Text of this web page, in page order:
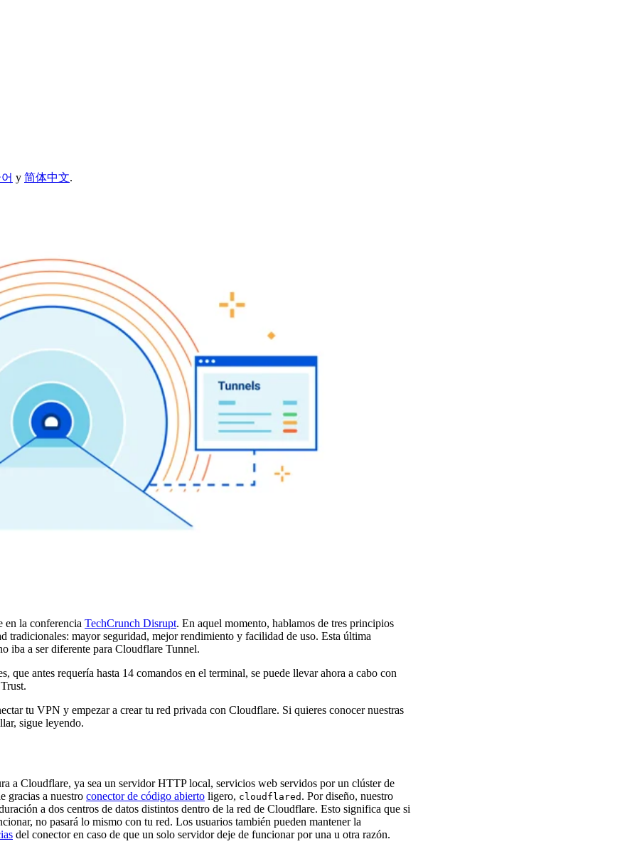
y 简体中文.
en la conferencia TechCrunch Disrupt. En aquel momento, hablamos de tres principios
tradicionales: mayor seguridad, mejor rendimiento y facilidad de uso. Esta última
iba a ser diferente para Cloudflare Tunnel.
que antes requería hasta 14 comandos en el terminal, se puede llevar ahora a cabo con
tu VPN y empezar a crear tu red privada con Cloudflare. Si quieres conocer nuestras
sigue leyendo.
a Cloudflare, ya sea un servidor HTTP local, servicios web servidos por un clúster de
gracias a nuestro conector de código abierto ligero, cloudflared . Por diseño, nuestro
a dos centros de datos distintos dentro de la red de Cloudflare. Esto significa que si
no pasará lo mismo con tu red. Los usuarios también pueden mantener la
del conector en caso de que un solo servidor deje de funcionar por una u otra razón.